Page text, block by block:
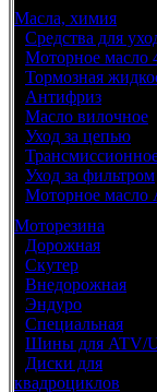
Масла, химия
Средства для
Моторное масло
Тормозная
Антифриз
Масло вилочное
Уход за цепью
Уход за фильтром
Моторное масло
Моторезина
Дорожная
Скутер
Внедорожная
Эндуро
Специальная
Шины для ATV/
Диски для
квадроциклов